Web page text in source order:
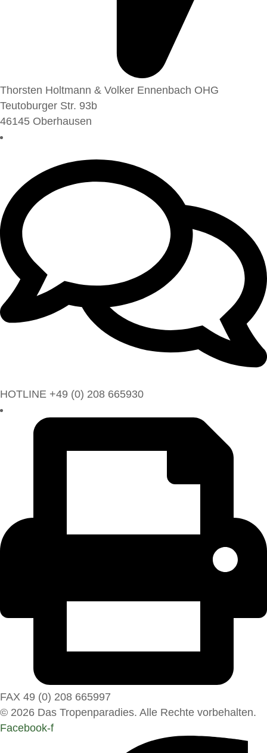
Thorsten Holtmann & Volker Ennenbach OHG
Teutoburger Str. 93b
46145 Oberhausen
HOTLINE +49 (0) 208 665930
FAX 49 (0) 208 665997
© 2026 Das Tropenparadies. Alle Rechte vorbehalten.
Facebook-f